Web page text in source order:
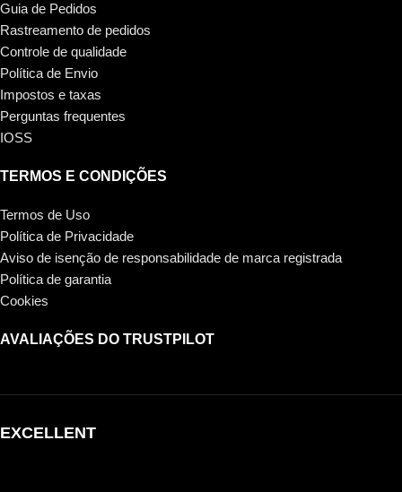
Guia de Pedidos
Rastreamento de pedidos
Controle de qualidade
Política de Envio
Impostos e taxas
Perguntas frequentes
IOSS
TERMOS E CONDIÇÕES
Termos de Uso
Política de Privacidade
Aviso de isenção de responsabilidade de marca registrada
Política de garantia
Cookies
AVALIAÇÕES DO TRUSTPILOT
EXCELLENT